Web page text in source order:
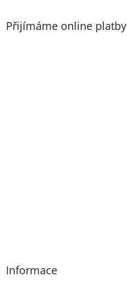
Přijímáme online platby
Informace